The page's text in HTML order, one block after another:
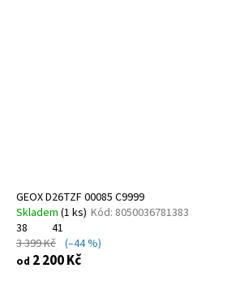
GEOX D26TZF 00085 C9999
Skladem (1 ks) Kód: 8050036781383
38
41
3 399 Kč (–44 %)
od 2 200 Kč